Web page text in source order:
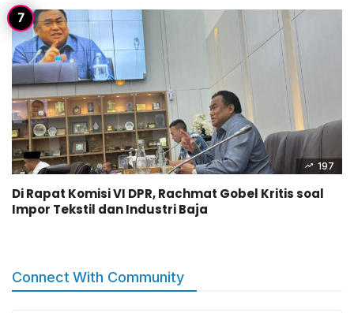
197
Di Rapat Komisi VI DPR, Rachmat Gobel Kritis soal
Impor Tekstil dan Industri Baja
Connect With Community